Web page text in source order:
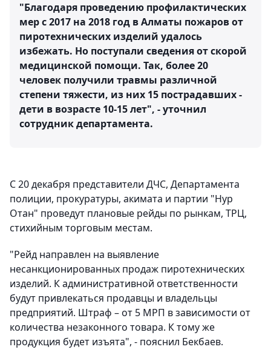
"Благодаря проведению профилактических
мер с 2017 на 2018 год в Алматы пожаров от
пиротехнических изделий удалось
избежать. Но поступали сведения от скорой
медицинской помощи. Так, более 20
человек получили травмы различной
степени тяжести, из них 15 пострадавших -
дети в возрасте 10-15 лет", - уточнил
сотрудник департамента.
С 20 декабря представители ДЧС, Департамента
полиции, прокуратуры, акимата и партии "Нур
Отан" проведут плановые рейды по рынкам, ТРЦ,
стихийным торговым местам.
"Рейд направлен на выявление
несанкционированных продаж пиротехнических
изделий. К административной ответственности
будут привлекаться продавцы и владельцы
предприятий. Штраф – от 5 МРП в зависимости от
количества незаконного товара. К тому же
продукция будет изъята", - пояснил Бекбаев.